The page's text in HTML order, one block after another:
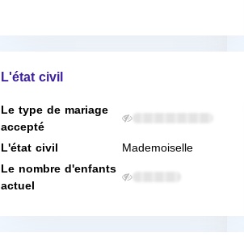
L'état civil
Le type de mariage
accepté
L'état civil
Mademoiselle
Le nombre d'enfants
actuel